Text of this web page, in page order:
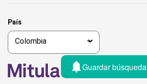
Guardar búsqueda
País